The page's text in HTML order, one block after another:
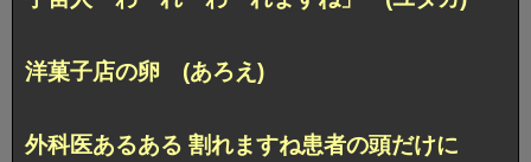
洋菓子店の卵 (あろえ)
外科医あるある 割れますね患者の頭だけに